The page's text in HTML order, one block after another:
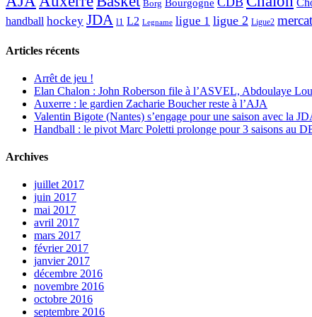
Borg Bourgogne
handball hockey JDA l1 L2 Legname ligue 1 ligue 2 Ligue2
Articles récents
Arrêt de jeu !
Elan Chalon : John Roberson file à l’ASVEL, Abdoulaye
Auxerre : le gardien Zacharie Boucher reste à l’AJA
Valentin Bigote (Nantes) s’engage pour une saison avec la
Handball : le pivot Marc Poletti prolonge pour 3 saisons au
Archives
juillet 2017
juin 2017
mai 2017
avril 2017
mars 2017
février 2017
janvier 2017
décembre 2016
novembre 2016
octobre 2016
septembre 2016